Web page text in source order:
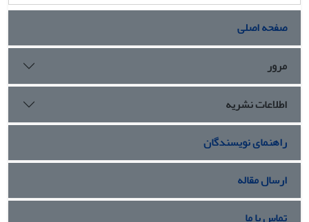
صفحه اصلی
مرور
اطلاعات نشریه
راهنمای نویسندگان
ارسال مقاله